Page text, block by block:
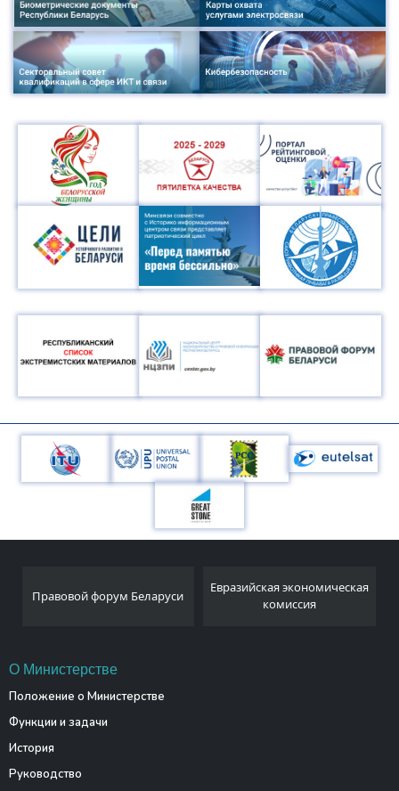
комиссия
статистический комитет
Республики Беларусь
О Министерстве
Положение о Министерстве
Функции и задачи
История
Руководство